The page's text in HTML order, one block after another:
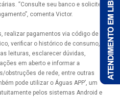
“Consulte seu banco e solicite
comenta Victor.
realizar pagamentos via código de
verificar o histórico de consumo,
leituras, esclarecer dúvidas,
em aberto e informar a
obstruções de rede, entre outras
pode utilizar o Águas APP’, um
pelos sistemas Android e